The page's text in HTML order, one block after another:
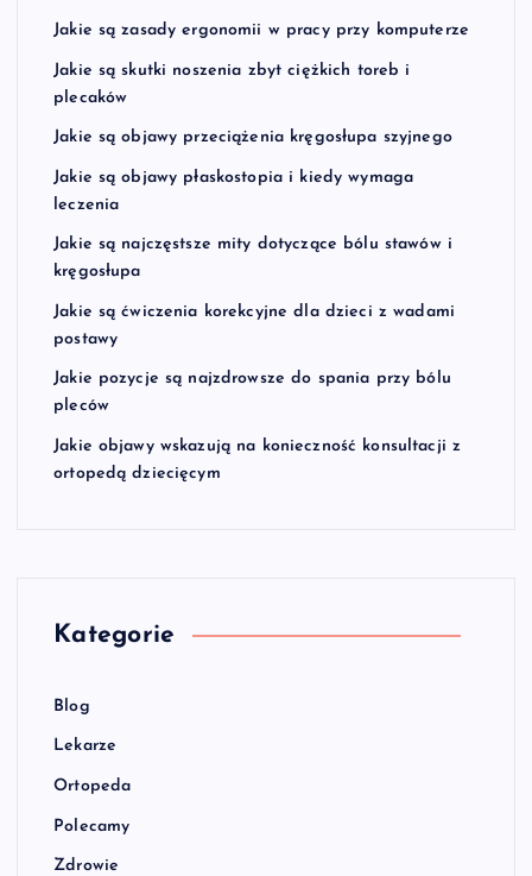
Jakie są zasady ergonomii w pracy przy komputerze
Jakie są skutki noszenia zbyt ciężkich toreb i
plecaków
Jakie są objawy przeciążenia kręgosłupa szyjnego
Jakie są objawy płaskostopia i kiedy wymaga
leczenia
Jakie są najczęstsze mity dotyczące bólu stawów i
kręgosłupa
Jakie są ćwiczenia korekcyjne dla dzieci z wadami
postawy
Jakie pozycje są najzdrowsze do spania przy bólu
pleców
Jakie objawy wskazują na konieczność konsultacji z
ortopedą dziecięcym
Kategorie
Blog
Lekarze
Ortopeda
Polecamy
Zdrowie